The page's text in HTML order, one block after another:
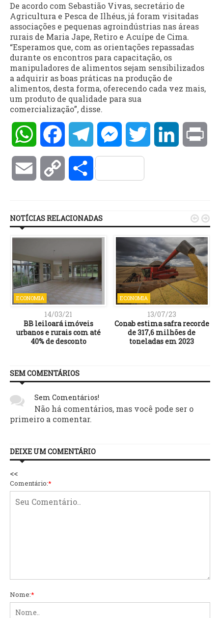
De acordo com Sebastião Vivas, secretário de
Agricultura e Pesca de Ilhéus, já foram visitadas
associações e pequenas agroindústrias nas áreas
rurais de Maria Jape, Retiro e Acuípe de Cima.
“Esperamos que, com as orientações repassadas
durante os encontros para capacitação, os
manipuladores de alimentos sejam sensibilizados
a adquirir as boas práticas na produção de
alimentos, desta forma, oferecendo cada vez mais,
um produto de qualidade para sua
comercialização”, disse.
WhatsAppFacebookTelegramMessengerTwitter LinkedIn
Email Copy Compartilhar
NOTÍCIAS RELACIONADAS
ECONOMIA
14/03/21
BB leiloará imóveis
urbanos e rurais com até
40% de desconto
ECONOMIA
13/07/23
Conab estima safra recorde
de 317,6 milhões de
toneladas em 2023
 
SEM COMENTÁRIOS
Sem Comentários!
Não há comentários, mas você pode ser o
primeiro a comentar.
DEIXE UM COMENTÁRIO
<<
Comentário:*
Nome:*